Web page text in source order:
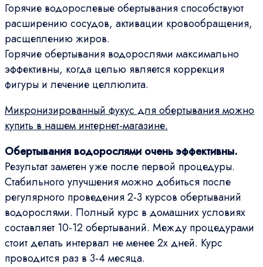
Горячие водорослевые обертывания способствуют
расширению сосудов, активации кровообращения,
расщеплению жиров.
Горячие обертывания водорослями максимально
эффективны, когда целью является коррекция
фигуры и лечение целлюлита.
Микронизированный фукус для обертывания можно
купить в нашем интернет-магазине.
Обертывания водорослями очень эффективны.
Результат заметен уже после первой процедуры.
Стабильного улучшения можно добиться после
регулярного проведения 2-3 курсов обертываний
водорослями. Полный курс в домашних условиях
составляет 10-12 обертываний. Между процедурами
стоит делать интервал не менее 2х дней. Курс
проводится раз в 3-4 месяца.